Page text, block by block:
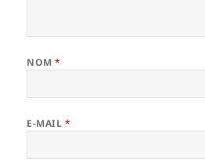
NOM*
E-MAIL *